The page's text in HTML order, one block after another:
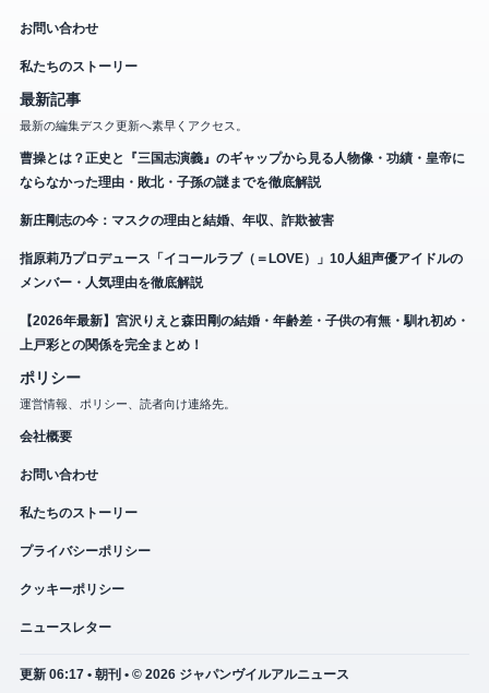
お問い合わせ
私たちのストーリー
最新記事
最新の編集デスク更新へ素早くアクセス。
曹操とは？正史と『三国志演義』のギャップから見る人物像・功績・皇帝に
ならなかった理由・敗北・子孫の謎までを徹底解説
新庄剛志の今：マスクの理由と結婚、年収、詐欺被害
指原莉乃プロデュース「イコールラブ（＝LOVE）」10人組声優アイドルの
メンバー・人気理由を徹底解説
【2026年最新】宮沢りえと森田剛の結婚・年齢差・子供の有無・馴れ初め・
上戸彩との関係を完全まとめ！
ポリシー
運営情報、ポリシー、読者向け連絡先。
会社概要
お問い合わせ
私たちのストーリー
プライバシーポリシー
クッキーポリシー
ニュースレター
更新 06:17 • 朝刊 • © 2026 ジャパンヴイルアルニュース